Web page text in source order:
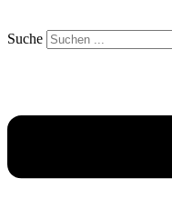
Suche